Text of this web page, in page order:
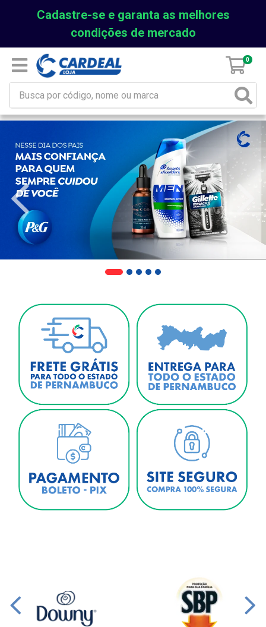
Cadastre-se e garanta as melhores
condições de mercado
0